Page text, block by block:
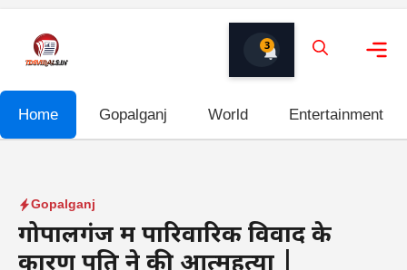
content
3
Home Gopalganj World Entertainment
Gopalganj
गोपालगंज में पारिवारिक विवाद के